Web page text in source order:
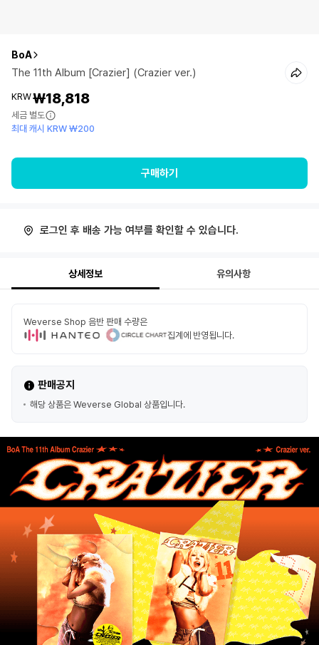
BoA
The 11th Album [Crazier] (Crazier ver.)
KRW₩18,818
세금 별도
최대 캐시 KRW ₩200
구매하기
로그인 후 배송 가능 여부를 확인할 수 있습니다.
상세정보 유의사항
Weverse Shop 음반 판매 수량은
집계에 반영됩니다.
판매공지
해당 상품은 Weverse Global 상품입니다.